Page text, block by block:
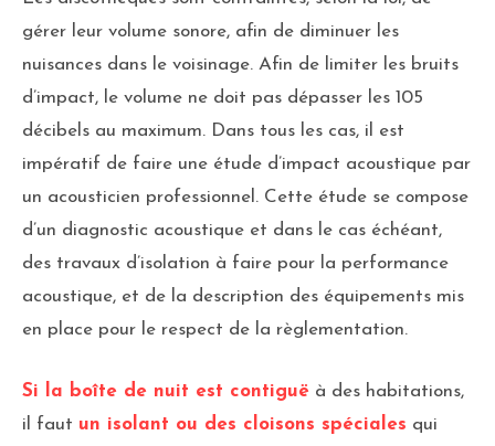
gérer leur volume sonore, afin de diminuer les
nuisances dans le voisinage. Afin de limiter les bruits
d’impact, le volume ne doit pas dépasser les 105
décibels au maximum. Dans tous les cas, il est
impératif de faire une étude d’impact acoustique par
un acousticien professionnel. Cette étude se compose
d’un diagnostic acoustique et dans le cas échéant,
des travaux d’isolation à faire pour la performance
acoustique, et de la description des équipements mis
en place pour le respect de la règlementation.
Si la boîte de nuit est contiguë à des habitations,
il faut un isolant ou des cloisons spéciales qui